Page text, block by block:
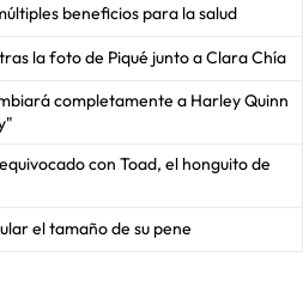
beneficios para la salud
la foto de Piqué junto a Clara Chía
completamente a Harley Quinn
con Toad, el honguito de
el tamaño de su pene